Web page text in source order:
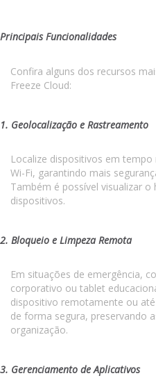
Principais Funcionalidades
Confira alguns dos recursos
Freeze Cloud:
1. Geolocalização e Rastreamento
Localize dispositivos em
Wi-Fi, garantindo mais
Também é possível visualizar
dispositivos.
2. Bloqueio e Limpeza Remota
Em situações de emergência,
corporativo ou tablet
dispositivo remotamente ou
de forma segura, preservando
organização.
3. Gerenciamento de Aplicativos